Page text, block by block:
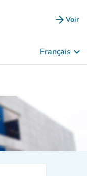
arrow_forward Voir
Français keyboard_arrow_down